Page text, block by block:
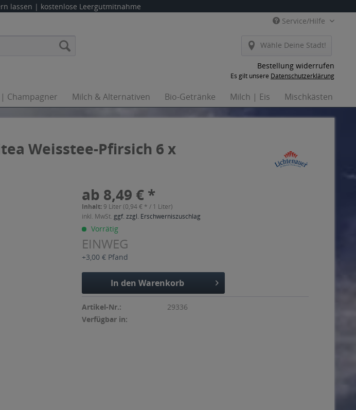
lassen | kostenlose Leergutmitnahme
Service/Hilfe
Wähle Deine Stadt!
Bestellung widerrufen
Es gilt unsere Datenschutzerklärung
| Champagner Milch & Alternativen Bio-Getränke Milch | Eis Mischkästen
Weisstee-Pfirsich 6 x
ab 8,49 € *
Inhalt: 9 Liter (0,94 € * / 1 Liter)
inkl. MwSt. ggf. zzgl. Erschwerniszuschlag
Vorrätig
EINWEG
+3,00 € Pfand
In den Warenkorb
Artikel-Nr.:
29336
Verfügbar in: